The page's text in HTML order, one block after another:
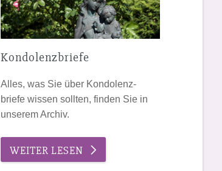
Kondolenzbriefe
Alles, was Sie über Kondolenz-
briefe wissen sollten, finden Sie in
unserem Archiv.
WEITER LESEN